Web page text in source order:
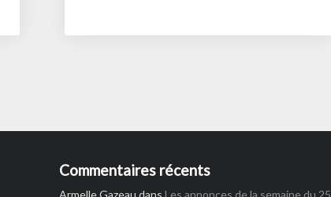
absolument
Commentaires récents
Armelle Gazeau dans Les annonces de la semaine du 25